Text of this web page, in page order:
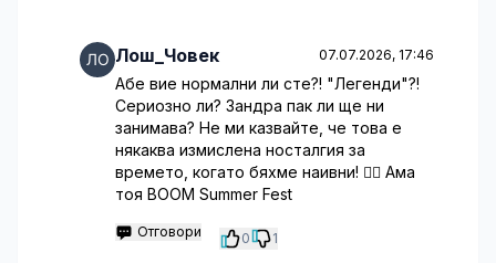
Лош_Човек 07.07.2026, 17:46
Абе вие нормални ли сте?! "Легенди"?!
Сериозно ли? Зандра пак ли ще ни
занимава? Не ми казвайте, че това е
някаква измислена носталгия за
времето, когато бяхме наивни! 🤦‍♀️ Ама
тоя BOOM Summer Fest
Отговори 0 1